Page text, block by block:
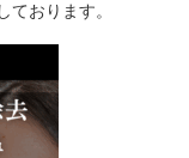
おります。